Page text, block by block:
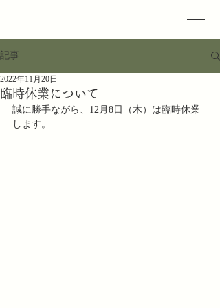
記事
臨時休業について
2022年11月20日
誠に勝手ながら、12月8日（木）は臨時休業
します。